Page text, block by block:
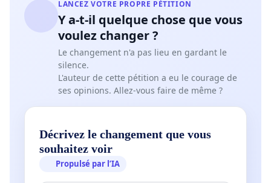
instelling die zelf een voorbeeldrol vervult bij het
zoeken naar oplossingen voor het klimaatprobleem.
5) dat ook op hogescholen en universiteiten meer
aandacht wordt besteed aan het klimaat. Het grootste
politieke, sociale, medische en economische probleem
van onze tijd is in onze curricula vrijwel geheel afwezig.
Op deze manier sturen hogescholen en universiteiten
hun studenten blind de deur uit. Elke verandering
begint immers met een andere manier van kijken en
daarin speelt onderwijs een cruciale rol. Daarom
LANCEZ VOTRE PROPRE PÉTITION
Y a-t-il quelque chose que vous
voulez changer ?
Le changement n'a pas lieu en gardant le
silence.
L'auteur de cette pétition a eu le courage de
ses opinions. Allez-vous faire de même ?
Décrivez le changement que vous
souhaitez voir
Propulsé par l’IA